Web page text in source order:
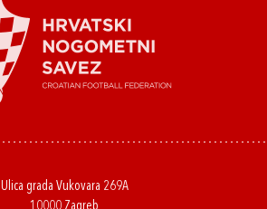
Ulica grada Vukovara 269A